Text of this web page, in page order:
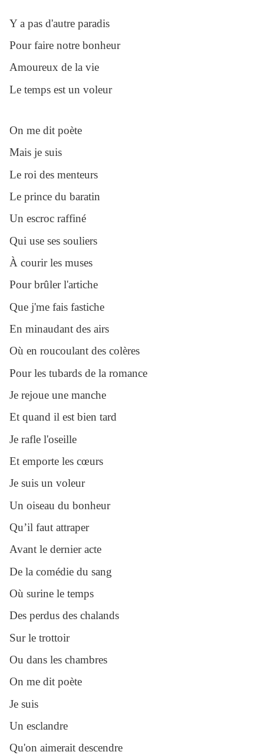
Y a pas d'autre paradis
Pour faire notre bonheur
Amoureux de la vie
Le temps est un voleur
On me dit poète
Mais je suis
Le roi des menteurs
Le prince du baratin
Un escroc raffiné
Qui use ses souliers
À courir les muses
Pour brûler l'artiche
Que j'me fais fastiche
En minaudant des airs
Où en roucoulant des colères
Pour les tubards de la romance
Je rejoue une manche
Et quand il est bien tard
Je rafle l'oseille
Et emporte les cœurs
Je suis un voleur
Un oiseau du bonheur
Qu’il faut attraper
Avant le dernier acte
De la comédie du sang
Où surine le temps
Des perdus des chalands
Sur le trottoir
Ou dans les chambres
On me dit poète
Je suis
Un esclandre
Qu'on aimerait descendre